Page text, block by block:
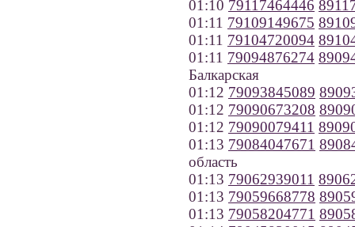
01:10 79117464446
01:11 79109149675
01:11 79104720094
01:11 79094876274
Балкарская
01:12 79093845089
01:12 79090673208
01:12 79090079411
01:13 79084047671
область
01:13 79062939011
01:13 79059668778
01:13 79058204771